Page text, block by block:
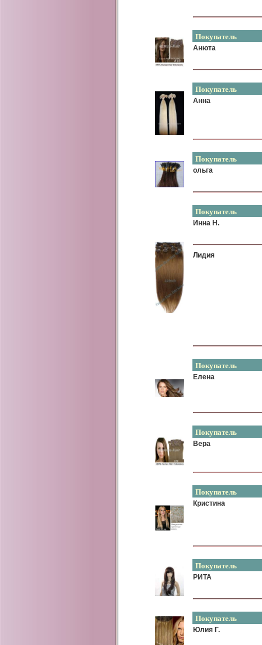
Покупатель
Анюта
Покупатель
Анна
Покупатель
ольга
Покупатель
Инна Н.
Лидия
Покупатель
Елена
Покупатель
Вера
Покупатель
Кристина
Покупатель
РИТА
Покупатель
Юлия Г.